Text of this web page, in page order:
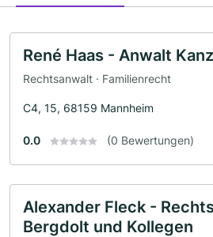
René Haas - Anwalt
Rechtsanwalt · Familienrecht
C4, 15, 68159 Mannheim
0.0 (0 Bewertungen)
Alexander Fleck -
Bergdolt und Kollegen